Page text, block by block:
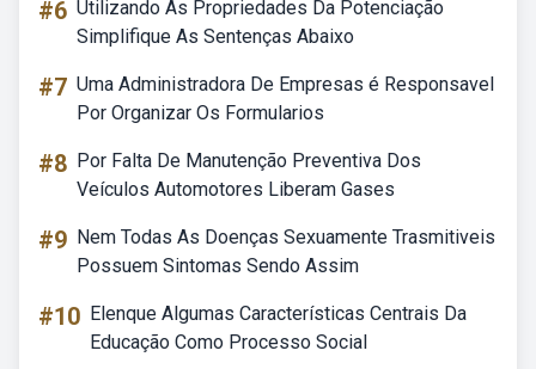
#6 Utilizando As Propriedades Da Potenciação
Simplifique As Sentenças Abaixo
#7 Uma Administradora De Empresas é Responsavel
Por Organizar Os Formularios
#8 Por Falta De Manutenção Preventiva Dos
Veículos Automotores Liberam Gases
#9 Nem Todas As Doenças Sexuamente Trasmitiveis
Possuem Sintomas Sendo Assim
#10 Elenque Algumas Características Centrais Da
Educação Como Processo Social